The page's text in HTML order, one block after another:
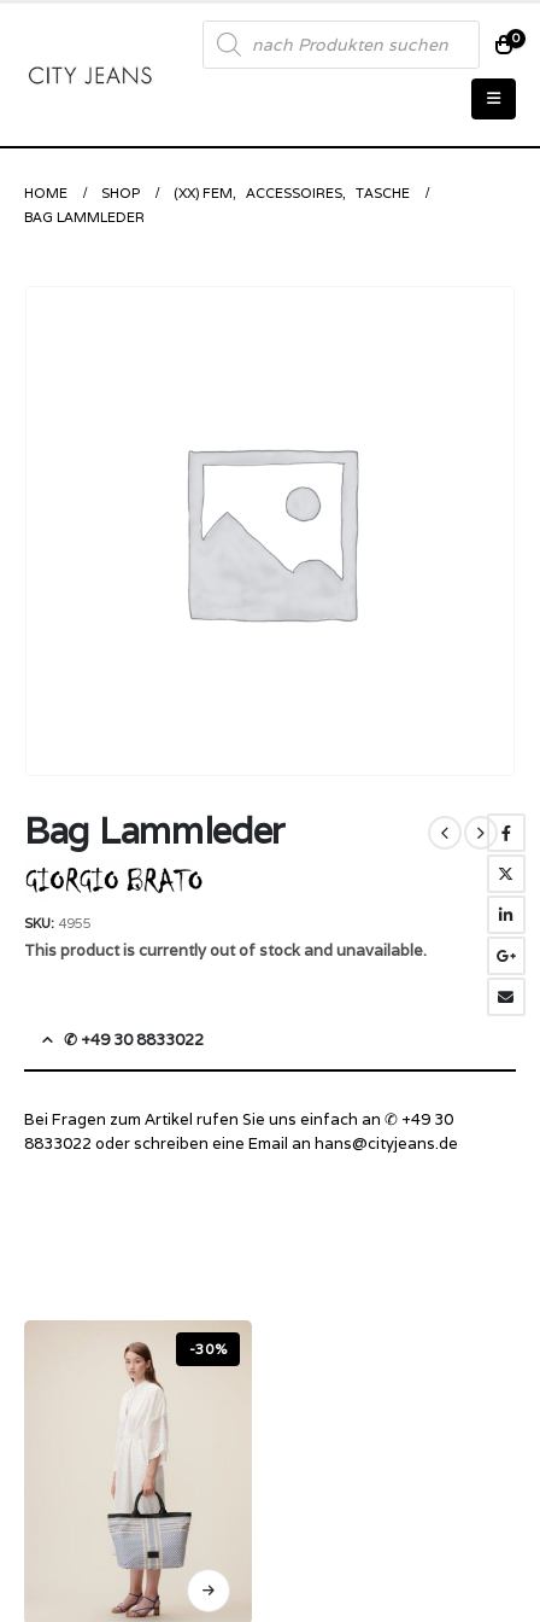
Products
search 0
HOME SHOP (XX) FEM, ACCESSOIRES,
TASCHE
BAG LAMMLEDER
Bag Lammleder
SKU: 4955
This product is currently out of stock and unavailable.
✆ +49 30 8833022
Bei Fragen zum Artikel rufen Sie uns einfach an ✆ +49 30
8833022 oder schreiben eine Email an hans@cityjeans.de
-30%